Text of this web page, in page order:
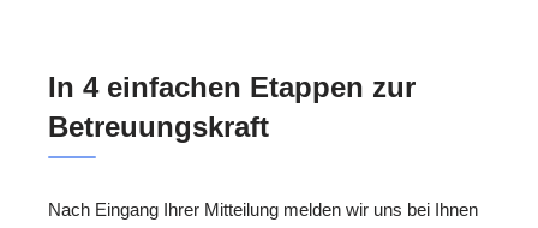
In 4 einfachen Etappen zur
Betreuungskraft
Nach Eingang Ihrer Mitteilung melden wir uns bei Ihnen